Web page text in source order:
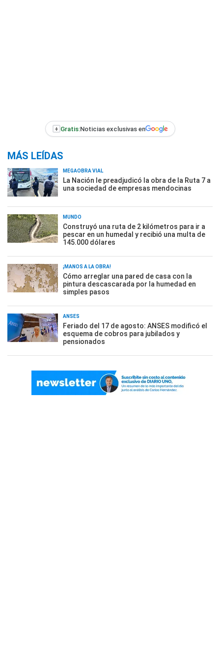
+ Gratis:Noticias exclusivas en
MÁS LEÍDAS
MEGAOBRA VIAL
La Nación le preadjudicó la obra de la Ruta 7 a
una sociedad de empresas mendocinas
MUNDO
Construyó una ruta de 2 kilómetros para ir a
pescar en un humedal y recibió una multa de
145.000 dólares
¡MANOS A LA OBRA!
Cómo arreglar una pared de casa con la
pintura descascarada por la humedad en
simples pasos
ANSES
Feriado del 17 de agosto: ANSES modificó el
esquema de cobros para jubilados y
pensionados